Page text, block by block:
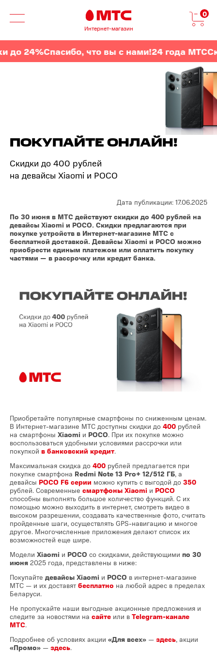
Интернет-магазин
0
24%Спасибо, что вы с нами!24 года МТС
ПОКУПАЙТЕ ОНЛАЙН!
Скидки до 400 рублей
на девайсы Xiaomi и POCO
Дата публикации: 17.06.2025
По 30 июня в МТС действуют скидки до 400 рублей на
девайсы Xiaomi и POCO. Скидки предлагаются при
покупке устройств в Интернет-магазине МТС с
бесплатной доставкой. Девайсы Xiaomi и POCO можно
приобрести единым платежом или оплатить покупку
частями — в рассрочку или кредит банка.
Приобретайте популярные смартфоны по сниженным ценам.
В Интернет-магазине МТС доступны скидки до 400 рублей
на смартфоны Xiaomi и POCO. При их покупке можно
воспользоваться удобными условиями рассрочки или
покупкой в банковский кредит.
Максимальная скидка до 400 рублей предлагается при
покупке смартфона Redmi Note 13 Pro+ 12/512 ГБ, а
девайсы POCO F6 серии можно купить с выгодой до 350
рублей. Современные смартфоны Xiaomi и POCO
способны выполнять большое количество функций. С их
помощью можно выходить в интернет, смотреть видео в
высоком разрешении, создавать качественные фото, считать
пройденные шаги, осуществлять GPS-навигацию и многое
другое. Многочисленные приложения делают список их
возможностей еще шире.
Модели Xiaomi и POCO со скидками, действующими по 30
июня 2025 года, представлены в ниже:
Покупайте девайсы Xiaomi и POCO в интернет-магазине
МТС — и их доставят бесплатно на любой адрес в пределах
Беларуси.
Не пропускайте наши выгодные акционные предложения и
следите за новостями на сайте или в Telegram-канале
МТС.
Подробнее об условиях акции «Для всех» — здесь, акции
«Промо» — здесь.